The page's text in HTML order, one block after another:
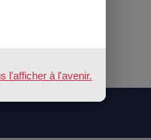
l'afficher à l'avenir.